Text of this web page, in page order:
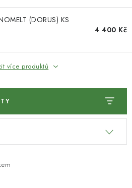
(DORUS) KS
4 400 Kč
více produktů